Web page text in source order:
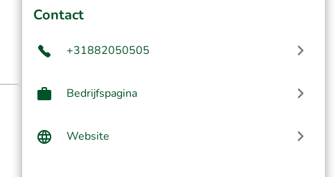
Contact
+31882050505
Bedrijfspagina
Website